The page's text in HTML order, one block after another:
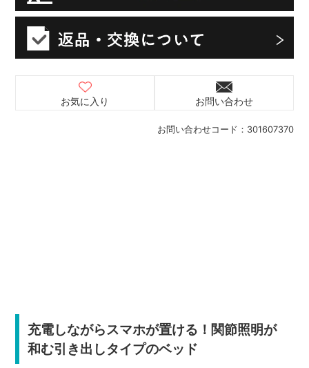
お問い合わせコード： 301607370
お気に入り お問い合わせ
充電しながらスマホが置ける！関節照明が
和む引き出しタイプのベッド